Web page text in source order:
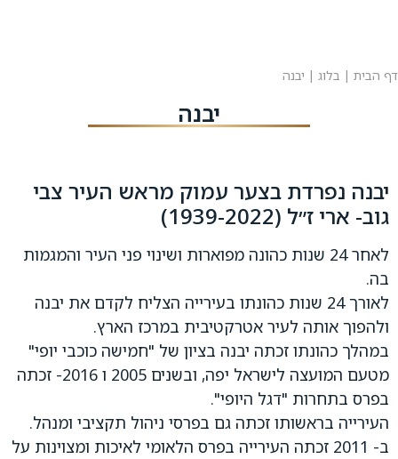
דף הבית | בלוג | יבנה
יבנה
יבנה נפרדת בצער עמוק מראש העיר צבי
גוב- ארי ז״ל (1939-2022)
לאחר 24 שנות כהונה מפוארות ושינוי פני העיר והמגמות
בה.
לאורך 24 שנות כהונתו בעירייה הצליח לקדם את יבנה
ולהפוך אותה לעיר אטרקטיבית במרכז הארץ.
במהלך כהונתו זכתה יבנה בציון של "חמישה כוכבי יופי"
מטעם המועצה לישראל יפה, ובשנים 2005 ו 2016- זכתה
בפרס בתחרות "דגל היופי".
העירייה בראשותו זכתה גם בפרסי ניהול תקציבי ומנהל.
ב- 2011 זכתה העירייה בפרס הלאומי לאיכות ומצוינות על